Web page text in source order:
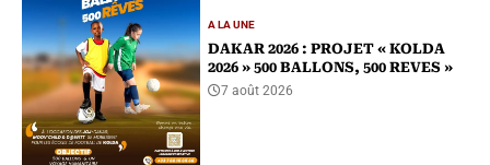
A LA UNE
DAKAR 2026 : PROJET « KOLDA
2026 » 500 BALLONS, 500 REVES »
7 août 2026